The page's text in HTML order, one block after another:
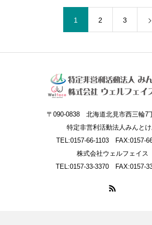
1 2 3
〒090-0838 北海道北見市西三輪7
特定非営利活動法人みんと
TEL:0157-66-1103 FAX:0157-
株式会社ウェルフェイス
TEL:0157-33-3370 FAX:0157-